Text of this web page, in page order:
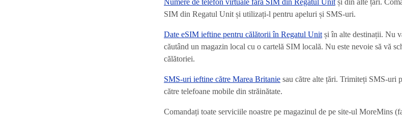
Numere de telefon virtuale fără SIM din Regatul Unit și din alte țări.
SIM din Regatul Unit și utilizați-l pentru apeluri și SMS-uri.
Date eSIM ieftine pentru călătorii în Regatul Unit și în alte destinații. Nu
căutând un magazin local cu o cartelă SIM locală. Nu este nevoie să vă
călătoriei.
SMS-uri ieftine către Marea Britanie sau către alte țări. Trimiteți SMS-
către telefoane mobile din străinătate.
Comandați toate serviciile noastre pe magazinul de pe site-ul MoreMins